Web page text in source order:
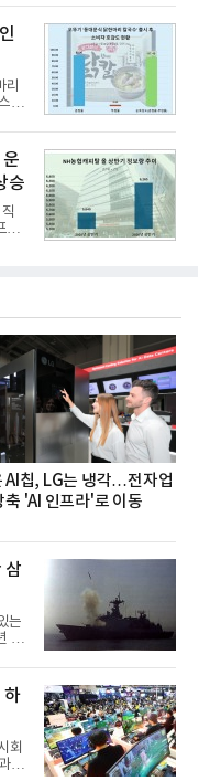
▲정
▲
해
떼
리
토
는
지
를
쫄
승
로
조
동
전
AI칩, LG는 냉각…전자업
축 'AI 인프라'로 이동
삼
는
넥
상
서
때
졌
를
은
하
회
글